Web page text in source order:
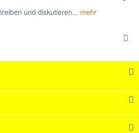
und diskutieren... mehr